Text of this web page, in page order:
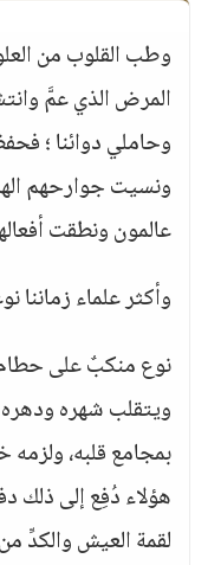
وطب القلوب من
المرض الذي عمَّ
وحاملي دوائنا ؛
ونسيت جوارحهم
عالمون ونطقت
وأكثر علماء زماننا
نوع منكبٌ على حطام
ويتقلب شهره
بمجامع قلبه،
هؤلاء دُفِع إلى ذلك
لقمة العيش والكدِّ